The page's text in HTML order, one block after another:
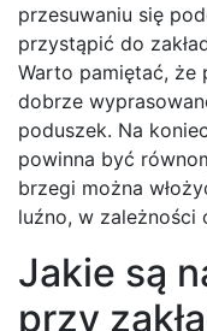
przesuwaniu się
przystąpić do
Warto pamiętać, że
dobrze
poduszek. Na
powinna być
brzegi można
luźno, w zależności
Jakie są
przy